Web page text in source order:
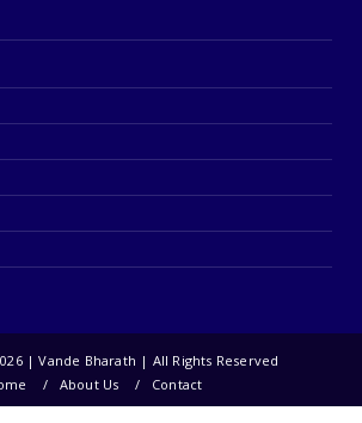
| Vande Bharath | All Rights Reserved
About Us Contact